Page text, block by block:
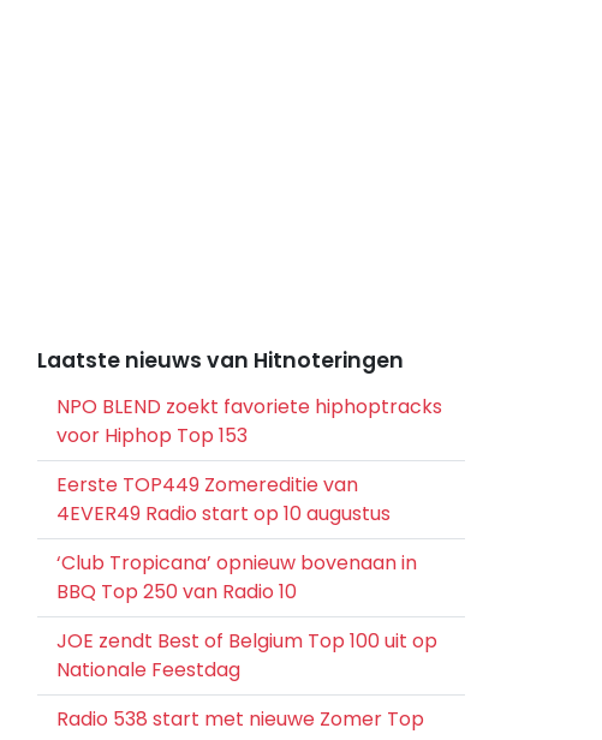
Laatste nieuws van Hitnoteringen
NPO BLEND zoekt favoriete hiphoptracks
voor Hiphop Top 153
Eerste TOP449 Zomereditie van
4EVER49 Radio start op 10 augustus
‘Club Tropicana’ opnieuw bovenaan in
BBQ Top 250 van Radio 10
JOE zendt Best of Belgium Top 100 uit op
Nationale Feestdag
Radio 538 start met nieuwe Zomer Top